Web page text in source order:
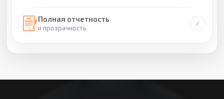
Полная отчетность
и прозрачность